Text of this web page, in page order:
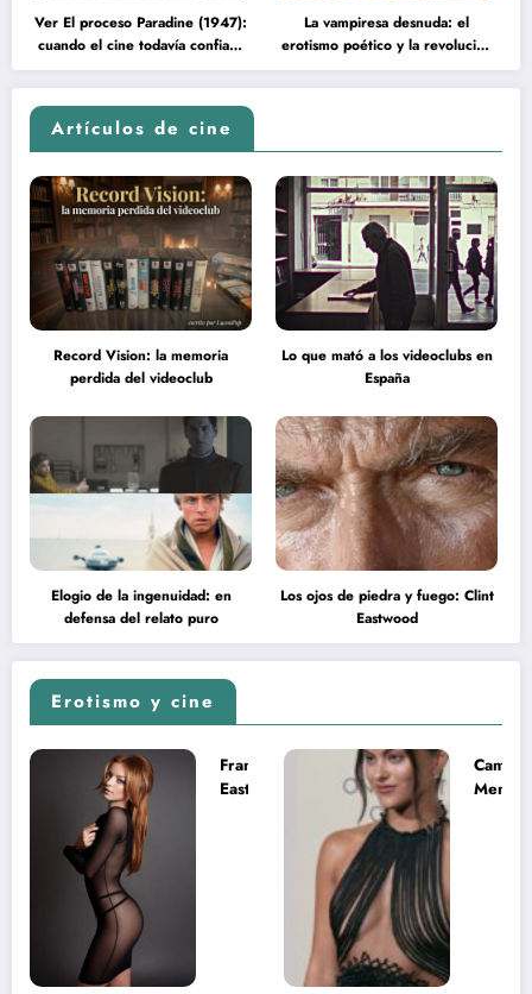
Ver El proceso Paradine (1947):
cuando el cine todavía confiaba
en la inteligencia del espectador
La vampiresa desnuda: el
erotismo poético y la revolución
psicodélica de Jean Rollin
Artículos de cine
Record Vision: la memoria
perdida del videoclub
Lo que mató a los videoclubs en
España
Elogio de la ingenuidad: en
defensa del relato puro
Los ojos de piedra y fuego: Clint
Eastwood
Erotismo y cine
Francesca
Eastwood y
Camila
Mendes